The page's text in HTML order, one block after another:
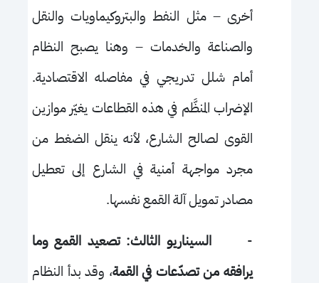
أخرى – مثل النفط والبتروكيماويات والنقل
والصناعة والخدمات – وهنا يصبح النظام
أمام شلل تدريجي في مفاصله الاقتصادية.
الإضراب المنظَّم في هذه القطاعات يغيّر موازين
القوى لصالح الشارع، لأنه ينقل الضغط من
مجرد مواجهة أمنية في الشارع إلى تعطيل
مصادر تمويل آلة القمع نفسها.
-السيناريو الثالث: تصعيد القمع وما
يرافقه من تصدّعات في القمة، وقد بدأ النظام